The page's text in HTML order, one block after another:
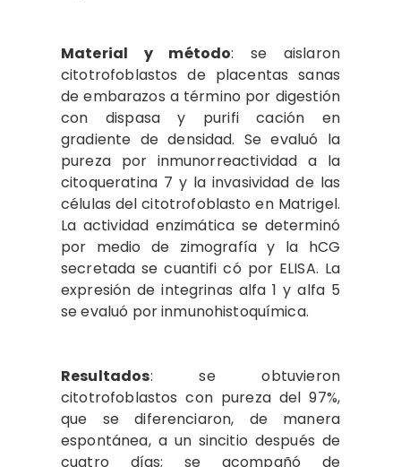
Material y método: se aislaron
citotrofoblastos de placentas sanas
de embarazos a término por digestión
con dispasa y purifi cación en
gradiente de densidad. Se evaluó la
pureza por inmunorreactividad a la
citoqueratina 7 y la invasividad de las
células del citotrofoblasto en Matrigel.
La actividad enzimática se determinó
por medio de zimografía y la hCG
secretada se cuantifi có por ELISA. La
expresión de integrinas alfa 1 y alfa 5
se evaluó por inmunohistoquímica.
Resultados: se obtuvieron
citotrofoblastos con pureza del 97%,
que se diferenciaron, de manera
espontánea, a un sincitio después de
cuatro días; se acompañó de